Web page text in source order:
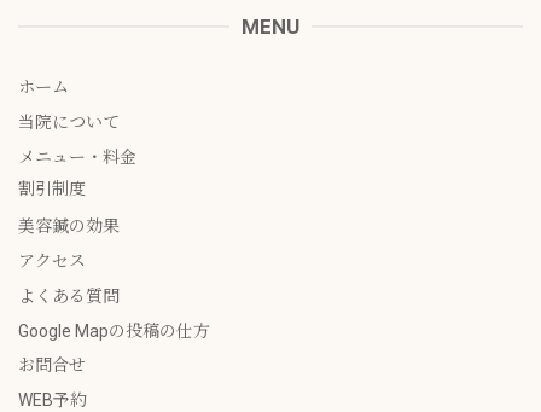
MENU
ホーム
当院について
メニュー・料金
割引制度
美容鍼の効果
アクセス
よくある質問
Google Mapの投稿の仕方
お問合せ
WEB予約